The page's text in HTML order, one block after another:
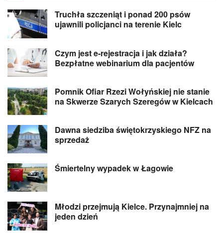
Truchła szczeniąt i ponad 200 psów
ujawnili policjanci na terenie Kielc
Czym jest e-rejestracja i jak działa?
Bezpłatne webinarium dla pacjentów
Pomnik Ofiar Rzezi Wołyńskiej nie stanie
na Skwerze Szarych Szeregów w Kielcach
Dawna siedziba świętokrzyskiego NFZ na
sprzedaż
Śmiertelny wypadek w Łagowie
Młodzi przejmują Kielce. Przynajmniej na
jeden dzień